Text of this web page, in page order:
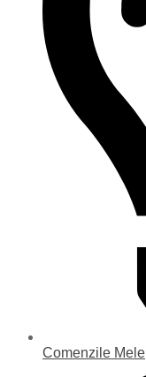
Comenzile Mele